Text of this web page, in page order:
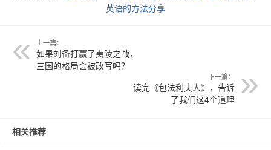
英语的方法分享
上一篇：
如果刘备打赢了夷陵之战，
三国的格局会被改写吗？
下一篇：
读完《包法利夫人》，告诉
了我们这4个道理
相关推荐